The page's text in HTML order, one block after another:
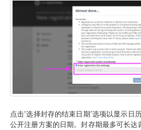
点击“选择封存的结束日期”选项以显示日
公开注册方案的日期。封存期最多可长达